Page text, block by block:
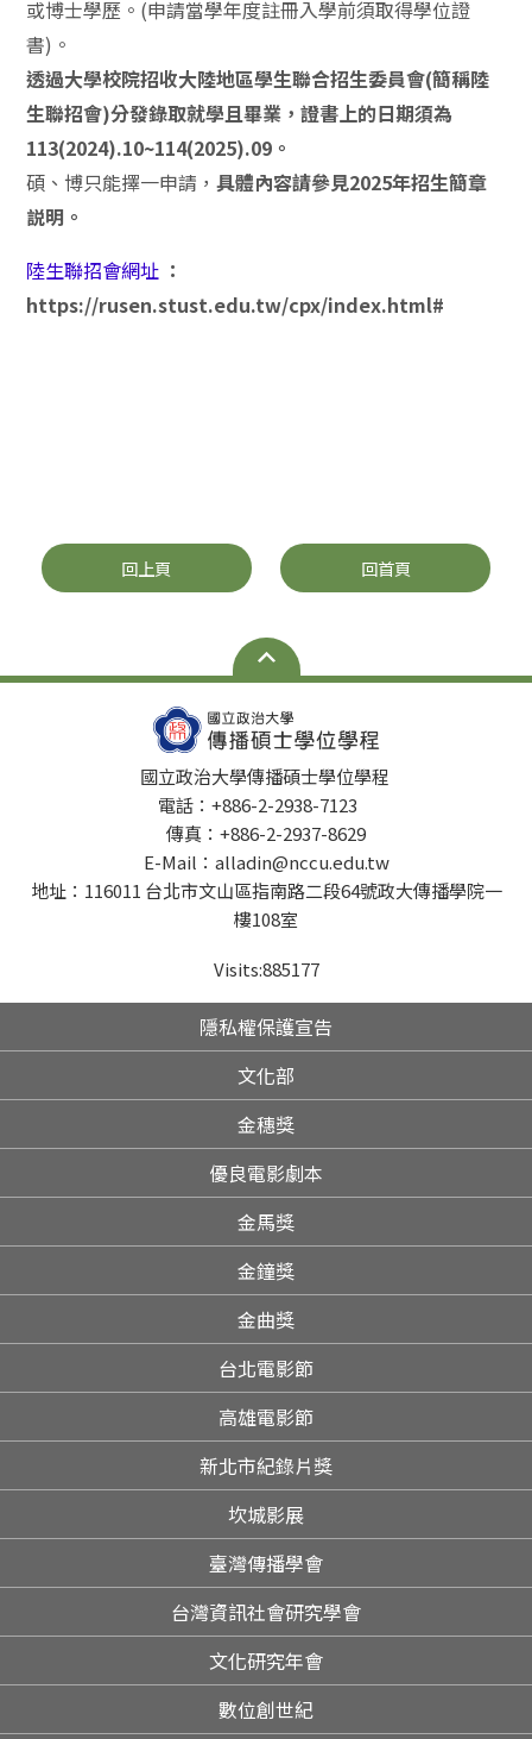
或博士學歷。(申請當學年度註冊入學前須取得學位證
書)。
透過大學校院招收大陸地區學生聯合招生委員會(簡稱陸
生聯招會)分發錄取就學且畢業，證書上的日期須為
113(2024).10~114(2025).09。
碩、博只能擇一申請，具體內容請參見2025年招生簡章
説明。
陸生聯招會網址 ：
https://rusen.stust.edu.tw/cpx/index.html#
回上頁 回首頁
國立政治大學傳播碩士學位學程
電話：+886-2-2938-7123
傳真：+886-2-2937-8629
E-Mail：alladin@nccu.edu.tw
地址：116011 台北市文山區指南路二段64號政大傳播學院一
樓108室
Visits:885177
隱私權保護宣告
文化部
金穗獎
優良電影劇本
金馬獎
金鐘獎
金曲獎
台北電影節
高雄電影節
新北市紀錄片獎
坎城影展
臺灣傳播學會
台灣資訊社會研究學會
文化研究年會
數位創世紀